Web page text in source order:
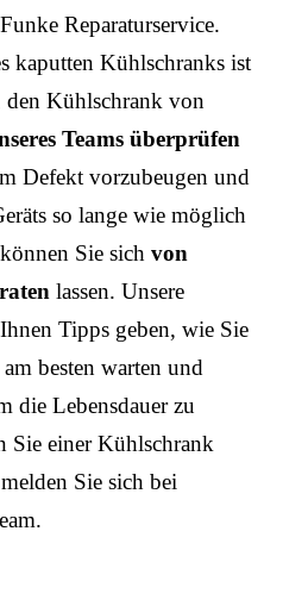
Reparaturservice.
kaputten Kühlschranks ist
den Kühlschrank von
Teams überprüfen
Defekt vorzubeugen und
so lange wie möglich
Sie sichvon
lassen. Unsere
Tipps geben, wie Sie
besten warten und
die Lebensdauer zu
Sie einer Kühlschrank
Sie sich bei